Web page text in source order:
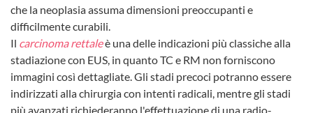
che la neoplasia assuma dimensioni preoccupanti e
difficilmente curabili.
Il carcinoma rettaleè una delle indicazioni più classiche alla
stadiazione con EUS, in quanto TC e RM non forniscono
immagini così dettagliate. Gli stadi precoci potranno essere
indirizzati alla chirurgia con intenti radicali, mentre gli stadi
più avanzati richiederanno l'effettuazione di una radio-